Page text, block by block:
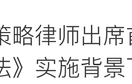
略律师出
》实施背